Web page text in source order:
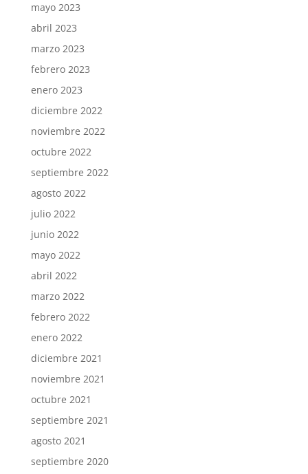
mayo 2023
abril 2023
marzo 2023
febrero 2023
enero 2023
diciembre 2022
noviembre 2022
octubre 2022
septiembre 2022
agosto 2022
julio 2022
junio 2022
mayo 2022
abril 2022
marzo 2022
febrero 2022
enero 2022
diciembre 2021
noviembre 2021
octubre 2021
septiembre 2021
agosto 2021
septiembre 2020